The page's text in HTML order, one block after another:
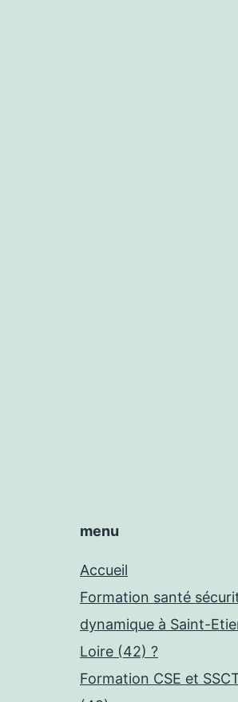
menu
Accueil
Formation santé
dynamique à Saint-
Loire (42) ?
Formation CSE et